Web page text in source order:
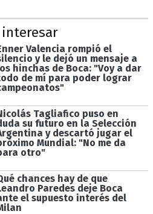
Valencia rompió el
y le dejó un mensaje a
hinchas de Boca: "Voy a dar
de mí para poder lograr
Tagliafico puso en
su futuro en la Selección
y descartó jugar el
Mundial: "No me da
otro"
chances hay de que
Paredes deje Boca
el supuesto interés del